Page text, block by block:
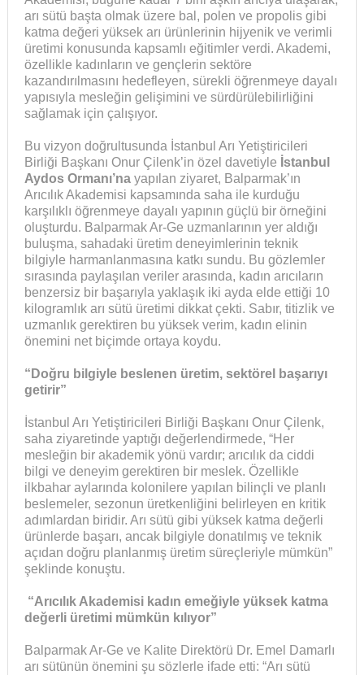
arı sütü başta olmak üzere bal, polen ve propolis gibi
katma değeri yüksek arı ürünlerinin hijyenik ve verimli
üretimi konusunda kapsamlı eğitimler verdi. Akademi,
özellikle kadınların ve gençlerin sektöre
kazandırılmasını hedefleyen, sürekli öğrenmeye dayalı
yapısıyla mesleğin gelişimini ve sürdürülebilirliğini
sağlamak için çalışıyor.
Bu vizyon doğrultusunda İstanbul Arı Yetiştiricileri
Birliği Başkanı Onur Çilenk’in özel davetiyle İstanbul
Aydos Ormanı’nayapılan ziyaret, Balparmak’ın
Arıcılık Akademisi kapsamında saha ile kurduğu
karşılıklı öğrenmeye dayalı yapının güçlü bir örneğini
oluşturdu. Balparmak Ar-Ge uzmanlarının yer aldığı
buluşma, sahadaki üretim deneyimlerinin teknik
bilgiyle harmanlanmasına katkı sundu. Bu gözlemler
sırasında paylaşılan veriler arasında, kadın arıcıların
benzersiz bir başarıyla yaklaşık iki ayda elde ettiği 10
kilogramlık arı sütü üretimi dikkat çekti. Sabır, titizlik ve
uzmanlık gerektiren bu yüksek verim, kadın elinin
önemini net biçimde ortaya koydu.
“Doğru bilgiyle beslenen üretim, sektörel başarıyı
getirir”
İstanbul Arı Yetiştiricileri Birliği Başkanı Onur Çilenk,
saha ziyaretinde yaptığı değerlendirmede, “Her
mesleğin bir akademik yönü vardır; arıcılık da ciddi
bilgi ve deneyim gerektiren bir meslek. Özellikle
ilkbahar aylarında kolonilere yapılan bilinçli ve planlı
beslemeler, sezonun üretkenliğini belirleyen en kritik
adımlardan biridir. Arı sütü gibi yüksek katma değerli
ürünlerde başarı, ancak bilgiyle donatılmış ve teknik
açıdan doğru planlanmış üretim süreçleriyle mümkün”
şeklinde konuştu.
“Arıcılık Akademisi kadın emeğiyle yüksek katma
değerli üretimi mümkün kılıyor”
Balparmak Ar-Ge ve Kalite Direktörü Dr. Emel Damarlı
arı sütünün önemini şu sözlerle ifade etti: “Arı sütü